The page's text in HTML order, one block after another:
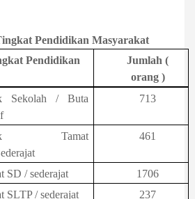
Pendidikan Masyarakat
Pendidikan
Jumlah (
orang )
Sekolah / Buta
713
Tamat
461
SD / sederajat
1706
SLTP / sederajat 237